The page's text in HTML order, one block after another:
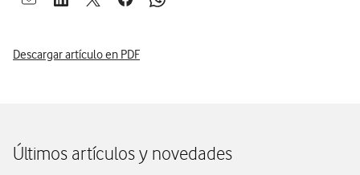
Abrir ventana para compartir en mail
Abrir ventana para compartir en linkedin
Abrir ventana para compartir en twitter
Abrir ventana para compartir en facebook
Abrir ventana para compartir en
Descargar artículo en PDF
Últimos artículos y novedades